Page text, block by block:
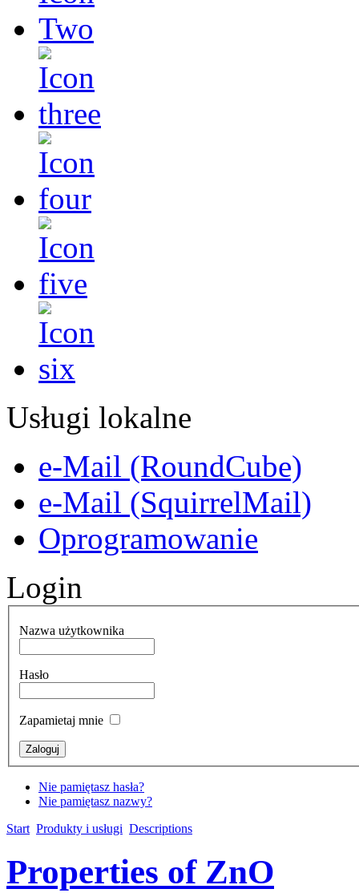
Usługi lokalne
e-Mail (RoundCube)
e-Mail (SquirrelMail)
Oprogramowanie
Login
Nazwa użytkownika
Hasło
Zapamietaj mnie
Nie pamiętasz hasła?
Nie pamiętasz nazwy?
Start Produkty i usługi Descriptions
Properties of ZnO